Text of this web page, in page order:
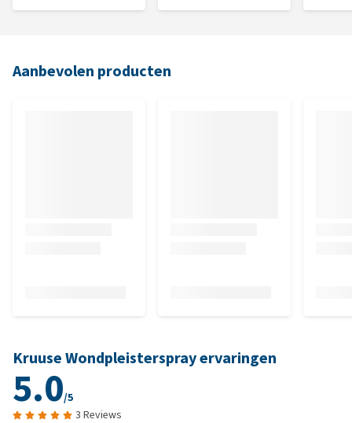
Aanbevolen producten
Kruuse Wondpleisterspray ervaringen
5.0/5
3 Reviews